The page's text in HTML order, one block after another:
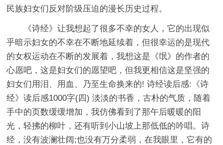
民族妇女们反对阶级压迫的漫长历史过程。
《诗经》让我想起了很多不幸的女人，它的出现似
乎暗示妇女的不幸在不断地延续着，但很幸运的是现代
的女权运动在不断的发展着，我想这是《氓》的作者的
心愿吧，这是妇女们的愿望吧，但我更相信这是坚强的
妇女们用泪、用血、乃至生命换来的! 诗经读后感:《诗
经》读后感1000字(四) 淡淡的书香，古朴的气质，随着
手中的页数缓缓增加，我仿佛看到了那午后暖暖的阳
光，轻拂的柳叶，还有听到小山坡上那低低的吟唱。诗
经，没有波澜壮阔;也没有万分柔弱，在我眼里，它有的